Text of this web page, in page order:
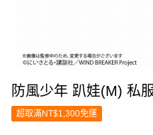
防風少年 趴娃(M) 私
超取滿NT$1,300免運